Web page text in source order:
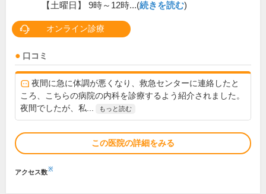
【土曜日】 9時～12時...(続きを読む)
オンライン診療
口コミ
夜間に急に体調が悪くなり、救急センターに連絡したと
ころ、こちらの病院の内科を診療するよう紹介されました。
夜間でしたが、私...
もっと読む
この医院の詳細をみる
アクセス数※